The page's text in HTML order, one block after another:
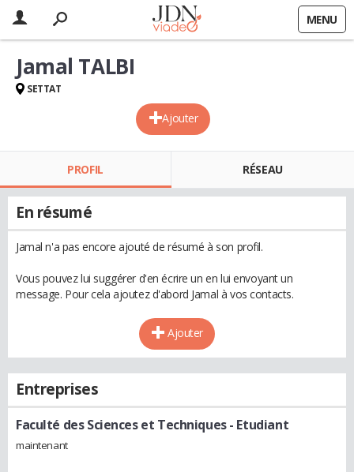
MENU
Ajouter
Jamal TALBI
SETTAT
PROFIL RÉSEAU
En résumé
Jamal n'a pas encore ajouté de résumé à son profil.
Vous pouvez lui suggérer d'en écrire un en lui envoyant un
message. Pour cela ajoutez d'abord Jamal à vos contacts.
Ajouter
Entreprises
Faculté des Sciences et Techniques- Etudiant
maintenant